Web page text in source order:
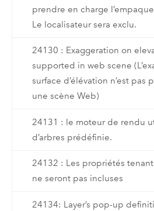
prendre en charge
Le localisateur sera exclu.
24130 : Exaggeration on
supported in web scene
surface d’élévation n’est pas
une scène Web)
24131 : le moteur de rendu
d’arbres prédéfinie.
24132 : Les propriétés
ne seront pas incluses
24134: Layer’s pop-up